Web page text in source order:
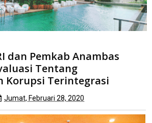
Anambas Gelar Rakor Evaluasi
Korupsi Terintegrasi
dan Pemkab Anambas
Tentang
Korupsi Terintegrasi
Jumat, Februari 28, 2020